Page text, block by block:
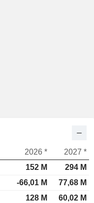
2026 *
2027 *
152 M
294 M
-66,01 M
77,68 M
128 M 60,02 M